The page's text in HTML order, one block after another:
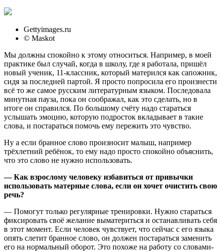
Gettyimages.ru
© Maskot
Мы должны спокойно к этому относиться. Например, в моей
практике был случай, когда в школу, где я работала, пришёл
новый ученик, 11-классник, который матерился как сапожник,
сидя за последней партой. Я просто попросила его произнести
всё то же самое русским литературным языком. Последовала
минутная пауза, пока он соображал, как это сделать, но в
итоге он справился. По большому счёту надо стараться
услышать эмоцию, которую подросток вкладывает в такие
слова, и постараться помочь ему пережить это чувство.
Ну а если бранное слово произносит малыш, например
трёхлетний ребёнок, то ему надо просто спокойно объяснить,
что это слово не нужно использовать.
— Как взрослому человеку избавиться от привычки
использовать матерные слова, если он хочет очистить свою
речь?
— Помогут только регулярные тренировки. Нужно стараться
фиксировать своё желание выматериться и останавливать себя
в этот момент. Если человек чувствует, что сейчас с его языка
опять слетит бранное слово, он должен постараться заменить
его на нормальный оборот. Это похоже на работу со словами-